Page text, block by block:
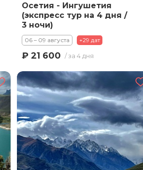
Осетия - Ингушетия
(экспресс тур на 4 дня /
3 ночи)
06 – 09 августа +29 дат
₽ 21 600 / за 4 дня